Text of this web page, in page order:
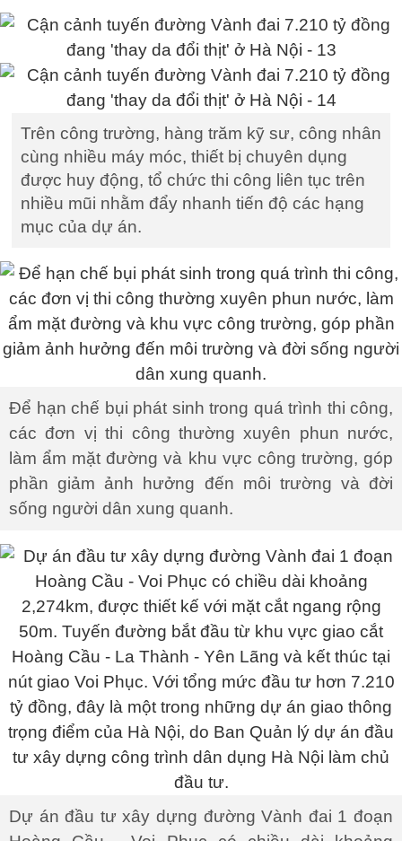
Trên công trường, hàng trăm kỹ sư, công nhân
cùng nhiều máy móc, thiết bị chuyên dụng
được huy động, tổ chức thi công liên tục trên
nhiều mũi nhằm đẩy nhanh tiến độ các hạng
mục của dự án.
Để hạn chế bụi phát sinh trong quá trình thi công,
các đơn vị thi công thường xuyên phun nước,
làm ẩm mặt đường và khu vực công trường, góp
phần giảm ảnh hưởng đến môi trường và đời
sống người dân xung quanh.
Dự án đầu tư xây dựng đường Vành đai 1 đoạn